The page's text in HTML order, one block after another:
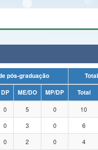
e dos Direitos Humanos
Planalto
Total de Programas de pós-graduação
DP ME/DO MP/DP Total
0 5 0 10
0 3 0 6
0 2 0 4